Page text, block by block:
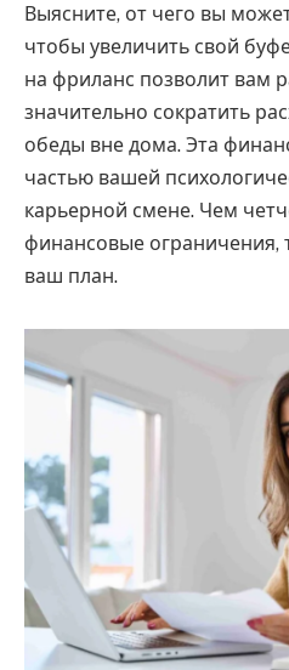
Выясните, от чего вы
чтобы увеличить свой
на фриланс позволит вам
значительно сократить
обеды вне дома. Эта
частью вашей
карьерной смене. Чем
финансовые ограничения,
ваш план.